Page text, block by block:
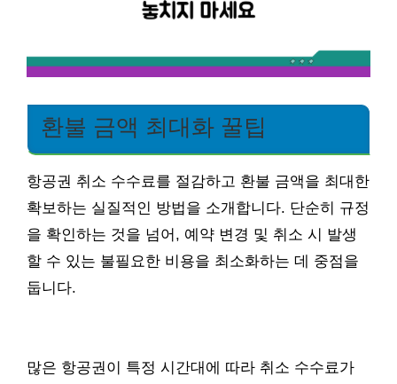
환불 금액 최대화 꿀팁
항공권 취소 수수료를 절감하고 환불 금액을 최대한
확보하는 실질적인 방법을 소개합니다. 단순히 규정
을 확인하는 것을 넘어, 예약 변경 및 취소 시 발생
할 수 있는 불필요한 비용을 최소화하는 데 중점을
둡니다.
많은 항공권이 특정 시간대에 따라 취소 수수료가